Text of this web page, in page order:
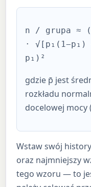
n / grupa ≈
·
p₁)²
gdzie p̄ jest
rozkładu
docelowej mocy
Wstaw swój
oraz najmniejszy
tego wzoru — to